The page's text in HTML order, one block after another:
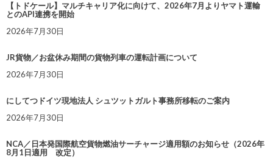
【トドケール】マルチキャリア化に向けて、2026年7月よりヤマト運輸
とのAPI連携を開始
2026年7月30日
JR貨物／お盆休み期間の貨物列車の運転計画について
2026年7月30日
にしてつドイツ現地法人 シュツットガルト事務所移転のご案内
2026年7月30日
NCA／日本発国際航空貨物燃油サーチャージ適用額のお知らせ（2026年
8月1日適用 改定）